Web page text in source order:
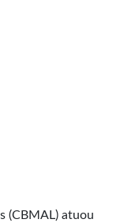
(CBMAL) atuou